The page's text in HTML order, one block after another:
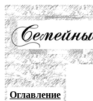
Оглавление